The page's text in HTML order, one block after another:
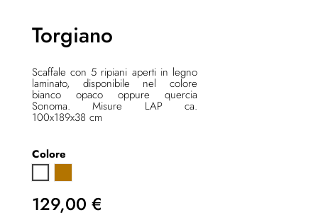
Torgiano
Scaffale con 5 ripiani aperti in legno
laminato, disponibile nel colore
bianco opaco oppure quercia
Sonoma. Misure LAP ca.
100x189x38 cm
Colore
129,00 €